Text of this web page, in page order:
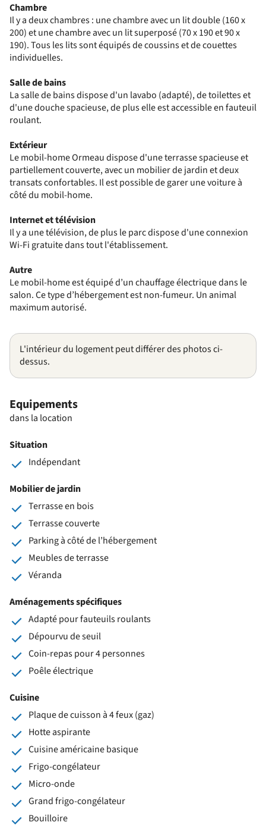
Chambre
Il y a deux chambres : une chambre avec un lit double (160 x
200) et une chambre avec un lit superposé (70 x 190 et 90 x
190). Tous les lits sont équipés de coussins et de couettes
individuelles.
Salle de bains
La salle de bains dispose d'un lavabo (adapté), de toilettes et
d'une douche spacieuse, de plus elle est accessible en fauteuil
roulant.
Extérieur
Le mobil-home Ormeau dispose d'une terrasse spacieuse et
partiellement couverte, avec un mobilier de jardin et deux
transats confortables. Il est possible de garer une voiture à
côté du mobil-home.
Internet et télévision
Il y a une télévision, de plus le parc dispose d'une connexion
Wi-Fi gratuite dans tout l'établissement.
Autre
Le mobil-home est équipé d’un chauffage électrique dans le
salon. Ce type d’hébergement est non-fumeur. Un animal
maximum autorisé.
L'intérieur du logement peut différer des photos ci-
dessus.
Equipements
dans la location
Situation
Indépendant
Mobilier de jardin
Terrasse en bois
Terrasse couverte
Parking à côté de l’hébergement
Meubles de terrasse
Véranda
Aménagements spécifiques
Adapté pour fauteuils roulants
Dépourvu de seuil
Coin-repas pour 4 personnes
Poêle électrique
Cuisine
Plaque de cuisson à 4 feux (gaz)
Hotte aspirante
Cuisine américaine basique
Frigo-congélateur
Micro-onde
Grand frigo-congélateur
Bouilloire